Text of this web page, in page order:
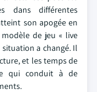
dans différentes
son apogée en
de jeu « live
a changé. Il
et les temps de
qui conduit à de